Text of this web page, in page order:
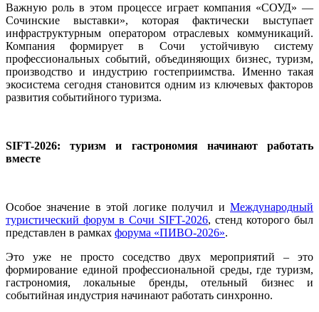
Важную роль в этом процессе играет компания «СОУД» —
Сочинские выставки», которая фактически выступает
инфраструктурным оператором отраслевых коммуникаций.
Компания формирует в Сочи устойчивую систему
профессиональных событий, объединяющих бизнес, туризм,
производство и индустрию гостеприимства. Именно такая
экосистема сегодня становится одним из ключевых факторов
развития событийного туризма.
SIFT-2026: туризм и гастрономия начинают работать
вместе
Особое значение в этой логике получил и Международный
туристический форум в Сочи SIFT-2026, стенд которого был
представлен в рамках форума «ПИВО-2026».
Это уже не просто соседство двух мероприятий – это
формирование единой профессиональной среды, где туризм,
гастрономия, локальные бренды, отельный бизнес и
событийная индустрия начинают работать синхронно.